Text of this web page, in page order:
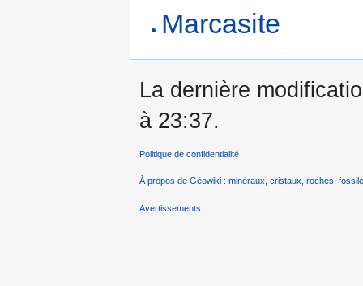
Marcasite
La dernière
à 23:37.
Politique de confidentialité
À propos de Géowiki : minéraux, cristaux, roches,
Avertissements